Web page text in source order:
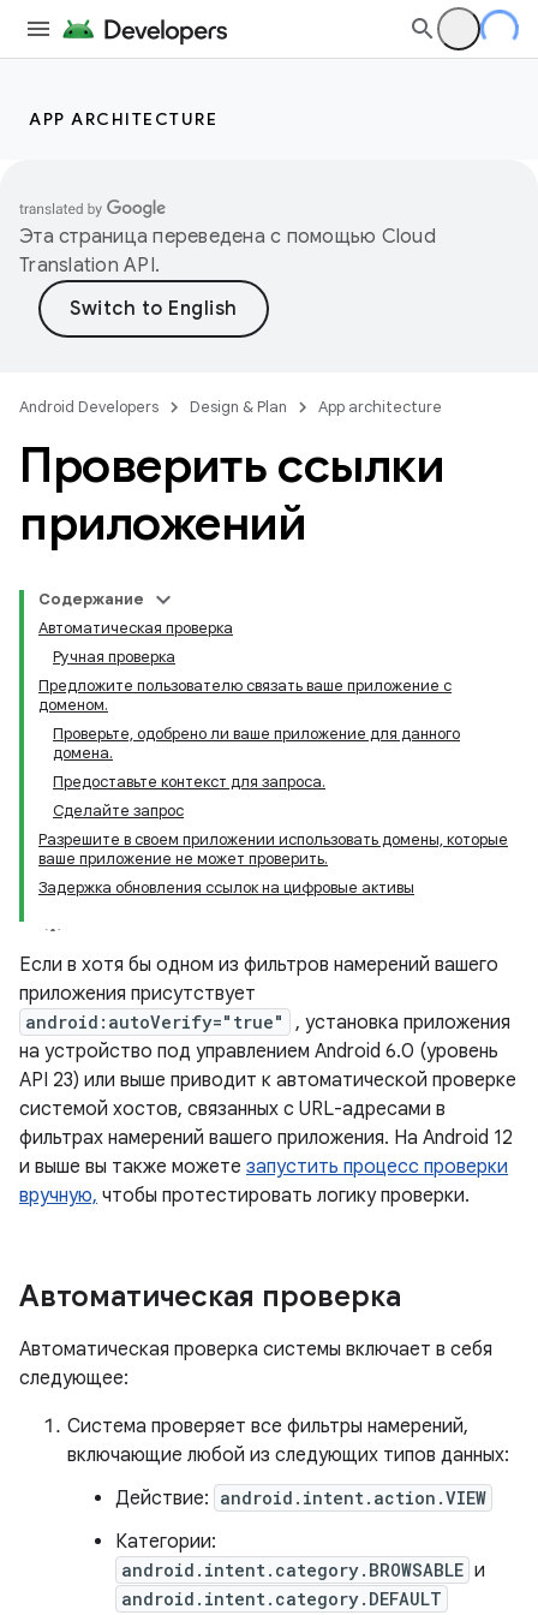
APP ARCHITECTURE
Эта страница переведена с помощью Cloud
Translation API.
Android Developers Design & Plan App architecture
Проверить ссылки
приложений
Содержание
Автоматическая проверка
Ручная проверка
Предложите пользователю связать ваше приложение с
доменом.
Проверьте, одобрено ли ваше приложение для данного
домена.
Предоставьте контекст для запроса.
Сделайте запрос
Разрешите в своем приложении использовать домены, которые
ваше приложение не может проверить.
Задержка обновления ссылок на цифровые активы
Если в хотя бы одном из фильтров намерений вашего
приложения присутствует
android:autoVerify="true"
, установка приложения
на устройство под управлением Android 6.0 (уровень
API 23) или выше приводит к автоматической проверке
системой хостов, связанных с URL-адресами в
фильтрах намерений вашего приложения. На Android 12
и выше вы также можете запустить процесс проверки
вручную, чтобы протестировать логику проверки.
Автоматическая проверка
Автоматическая проверка системы включает в себя
следующее:
Система проверяет все фильтры намерений,
включающие любой из следующих типов данных:
Действие: android.intent.action.VIEW
Категории:
android.intent.category.BROWSABLE и
android.intent.category.DEFAULT